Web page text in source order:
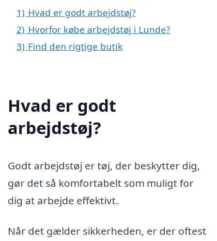
1) Hvad er godt arbejdstøj?
2) Hvorfor købe arbejdstøj i Lunde?
3) Find den rigtige butik
Hvad er godt
arbejdstøj?
Godt arbejdstøj er tøj, der beskytter dig,
gør det så komfortabelt som muligt for
dig at arbejde effektivt.
Når det gælder sikkerheden, er der oftest